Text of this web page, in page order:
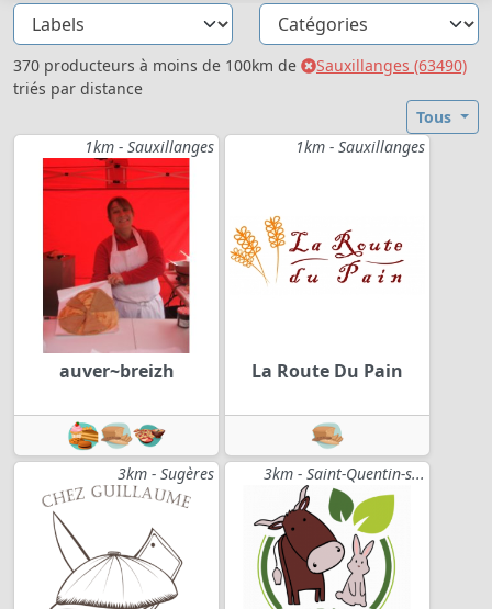
370 producteurs à moins de 100km de
Sauxillanges (63490)
triés par distance
Tous
1km - Sauxillanges
auver~breizh
1km - Sauxillanges
La Route Du Pain
3km - Sugères 3km - Saint-Quentin-s...